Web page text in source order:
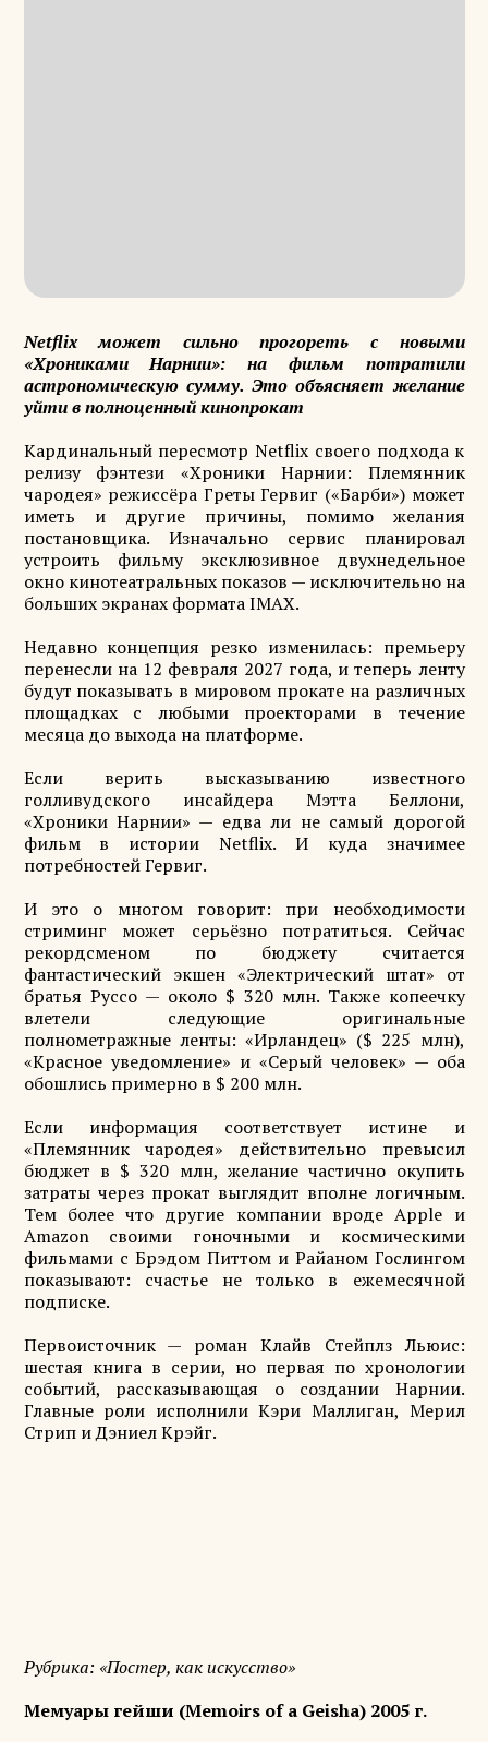
Netflix может сильно прогореть с новыми
«Хрониками Нарнии»: на фильм потратили
астрономическую сумму. Это объясняет желание
уйти в полноценный кинопрокат
Кардинальный пересмотр Netflix своего подхода к
релизу фэнтези «Хроники Нарнии: Племянник
чародея» режиссёра Греты Гервиг («Барби») может
иметь и другие причины, помимо желания
постановщика. Изначально сервис планировал
устроить фильму эксклюзивное двухнедельное
окно кинотеатральных показов — исключительно на
больших экранах формата IMAX.
Недавно концепция резко изменилась: премьеру
перенесли на 12 февраля 2027 года, и теперь ленту
будут показывать в мировом прокате на различных
площадках с любыми проекторами в течение
месяца до выхода на платформе.
Если верить высказыванию известного
голливудского инсайдера Мэтта Беллони,
«Хроники Нарнии» — едва ли не самый дорогой
фильм в истории Netflix. И куда значимее
потребностей Гервиг.
И это о многом говорит: при необходимости
стриминг может серьёзно потратиться. Сейчас
рекордсменом по бюджету считается
фантастический экшен «Электрический штат» от
братья Руссо — около $ 320 млн. Также копеечку
влетели следующие оригинальные
полнометражные ленты: «Ирландец» ($ 225 млн),
«Красное уведомление» и «Серый человек» — оба
обошлись примерно в $ 200 млн.
Если информация соответствует истине и
«Племянник чародея» действительно превысил
бюджет в $ 320 млн, желание частично окупить
затраты через прокат выглядит вполне логичным.
Тем более что другие компании вроде Apple и
Amazon своими гоночными и космическими
фильмами с Брэдом Питтом и Райаном Гослингом
показывают: счастье не только в ежемесячной
подписке.
Первоисточник — роман Клайв Стейплз Льюис:
шестая книга в серии, но первая по хронологии
событий, рассказывающая о создании Нарнии.
Главные роли исполнили Кэри Маллиган, Мерил
Стрип и Дэниел Крэйг.
Рубрика: «Постер, как искусство»
Мемуары гейши (Memoirs of a Geisha) 2005 г.